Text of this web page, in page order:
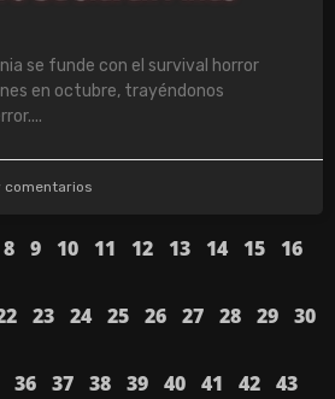
se funde con el survival horror
en octubre, trayéndonos
comentarios
8 9 10 11 12 13 14 15 16
23 24 25 26 27 28 29 30
36 37 38 39 40 41 42 43